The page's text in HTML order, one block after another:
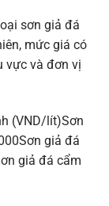
sơn giả đá
mức giá có
vực và đơn vị
(VND/lít)Sơn
giả đá
giả đá cẩm